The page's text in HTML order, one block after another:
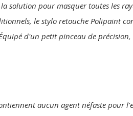
solution pour masquer toutes les
le stylo retouche Polipaint
d'un petit pinceau de
aucun agent néfaste pour